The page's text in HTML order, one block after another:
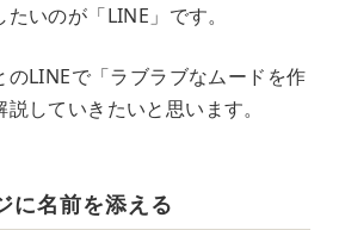
いのが「LINE」です。
のLINEで「ラブラブなムードを作
していきたいと思います。
に名前を添える